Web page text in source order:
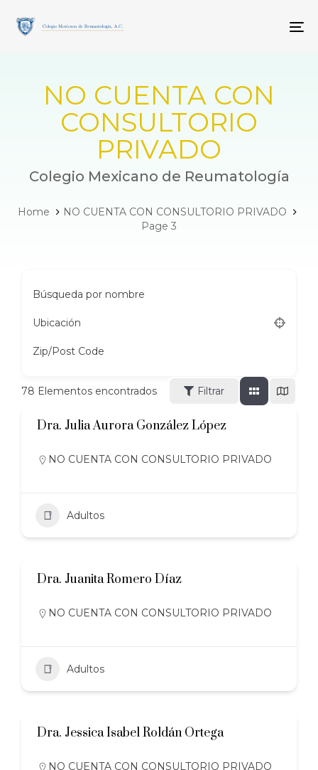
links
primary
NO CUENTA CON
CONSULTORIO
PRIVADO
Colegio Mexicano de Reumatología
Home
NO CUENTA CON CONSULTORIO PRIVADO
Page 3
Búsqueda por nombre
Ubicación
Zip/Post Code
78 Elementos encontrados Filtrar
Dra. Julia Aurora González López
NO CUENTA CON CONSULTORIO PRIVADO
Adultos
Dra. Juanita Romero Díaz
NO CUENTA CON CONSULTORIO PRIVADO
Adultos
Dra. Jessica Isabel Roldán Ortega
NO CUENTA CON CONSULTORIO PRIVADO